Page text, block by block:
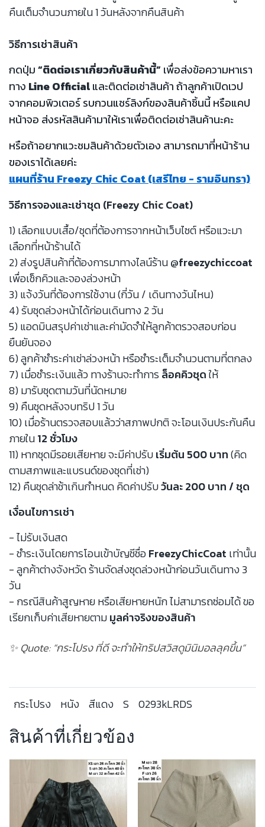
คืนเต็มจำนวนภายใน 1 วันหลังจากคืนสินค้า
วิธีการเช่าสินค้า
กดปุ่ม“ติดต่อเราเกี่ยวกับสินค้านี้”เพื่อส่งข้อความหาเรา
ทาง Line Officialและติดต่อเช่าสินค้า ถ้าลูกค้าเปิดเวป
จากคอมพิวเตอร์ รบกวนแชร์ลิงก์ของสินค้าชิ้นนี้ หรือแคป
หน้าจอ ส่งรหัสสินค้ามาให้เราเพื่อติดต่อเช่าสินค้านะคะ
หรือถ้าอยากแวะชมสินค้าด้วยตัวเอง สามารถมาที่หน้าร้าน
ของเราได้เลยค่ะ
แผนที่ร้าน Freezy Chic Coat (เสรีไทย - รามอินทรา)
วิธีการจองและเช่าชุด (Freezy Chic Coat)
1) เลือกแบบเสื้อ/ชุดที่ต้องการจากหน้าเว็บไซต์ หรือแวะมา
เลือกที่หน้าร้านได้
2) ส่งรูปสินค้าที่ต้องการมาทางไลน์ร้าน@freezychiccoat
เพื่อเช็กคิวและจองล่วงหน้า
3) แจ้งวันที่ต้องการใช้งาน (กี่วัน / เดินทางวันไหน)
4) รับชุดล่วงหน้าได้ก่อนเดินทาง 2 วัน
5) แอดมินสรุปค่าเช่าและค่ามัดจำให้ลูกค้าตรวจสอบก่อน
ยืนยันจอง
6) ลูกค้าชำระค่าเช่าล่วงหน้า หรือชำระเต็มจำนวนตามที่ตกลง
7) เมื่อชำระเงินแล้ว ทางร้านจะทำการล็อคคิวชุดให้
8) มารับชุดตามวันที่นัดหมาย
9) คืนชุดหลังจบทริป 1 วัน
10) เมื่อร้านตรวจสอบแล้วว่าสภาพปกติ จะโอนเงินประกันคืน
ภายใน12 ชั่วโมง
11) หากชุดมีรอยเสียหาย จะมีค่าปรับเริ่มต้น 500 บาท(คิด
ตามสภาพและแบรนด์ของชุดที่เช่า)
12) คืนชุดล่าช้าเกินกำหนด คิดค่าปรับวันละ 200 บาท / ชุด
เงื่อนไขการเช่า
- ไม่รับเงินสด
- ชำระเงินโดยการโอนเข้าบัญชีชื่อFreezyChicCoat เท่านั้น
- ลูกค้าต่างจังหวัด ร้านจัดส่งชุดล่วงหน้าก่อนวันเดินทาง 3
วัน
- กรณีสินค้าสูญหาย หรือเสียหายหนัก ไม่สามารถซ่อมได้ ขอ
เรียกเก็บค่าเสียหายตามมูลค่าจริงของสินค้า
✨ Quote: “กระโปรง ที่ดี จะทำให้ทริปสวิสดูมินิมอลลุคขึ้น”
กระโปรง หนัง สีแดง S 0293kLRDS
สินค้าที่เกี่ยวข้อง